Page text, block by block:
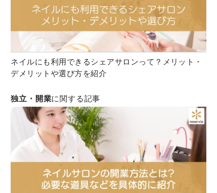
ネイルにも利用できるシェアサロンって？メリット・
デメリットや選び方を紹介
独立・開業に関する記事